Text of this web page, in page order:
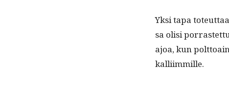
Yksi tapa
sa olisi
ajoa, kun
kalliimmille.